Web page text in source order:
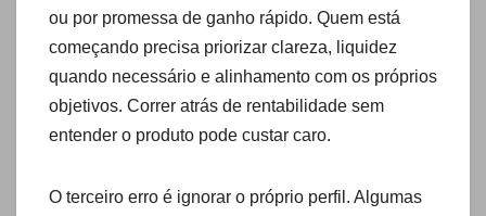
ou por promessa de ganho rápido. Quem está
começando precisa priorizar clareza, liquidez
quando necessário e alinhamento com os próprios
objetivos. Correr atrás de rentabilidade sem
entender o produto pode custar caro.
O terceiro erro é ignorar o próprio perfil. Algumas